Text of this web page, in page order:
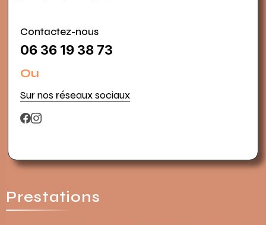
Contactez-nous
06 36 19 38 73
Ou
Sur nos réseaux sociaux
Prestations